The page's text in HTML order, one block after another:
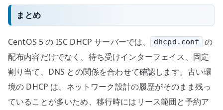
まとめ
CentOS 5 の ISC DHCP サーバーでは、 dhcpd.conf
の
配布内容だけでなく、待ち受けインターフェイス、固定
割り当て、DNS との関係を合わせて確認します。古い環
境の DHCP は、ネットワーク設計の履歴がそのまま残っ
ていることが多いため、移行時にはリース範囲と予約ア